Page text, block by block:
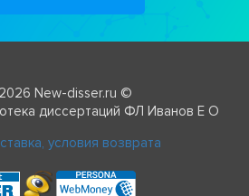
New-disser.ru ©
диссертаций ФЛ Иванов Е О
условия возврата